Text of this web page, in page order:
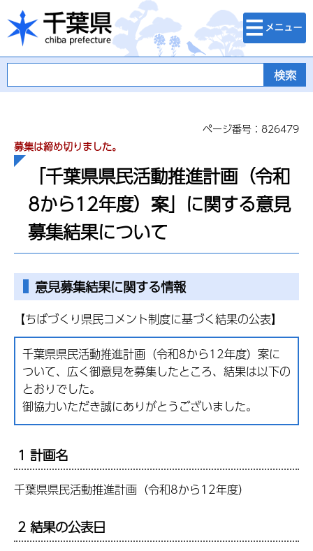
千葉県
検索・メニュ
ー
ページ番号：826479
募集は締め切りました。
「千葉県県民活動推進計画（令和
8から12年度）案」に関する意見
募集結果について
意見募集結果に関する情報
【ちばづくり県民コメント制度に基づく結果の公表】
千葉県県民活動推進計画（令和8から12年度）案に
ついて、広く御意見を募集したところ、結果は以下の
とおりでした。
御協力いただき誠にありがとうございました。
1 計画名
千葉県県民活動推進計画（令和8から12年度）
2 結果の公表日